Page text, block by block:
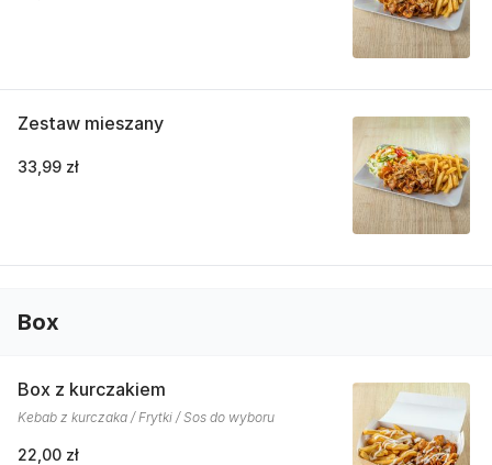
Zestaw mieszany
33,99 zł
Box
Box z kurczakiem
Kebab z kurczaka / Frytki / Sos do wyboru
22,00 zł